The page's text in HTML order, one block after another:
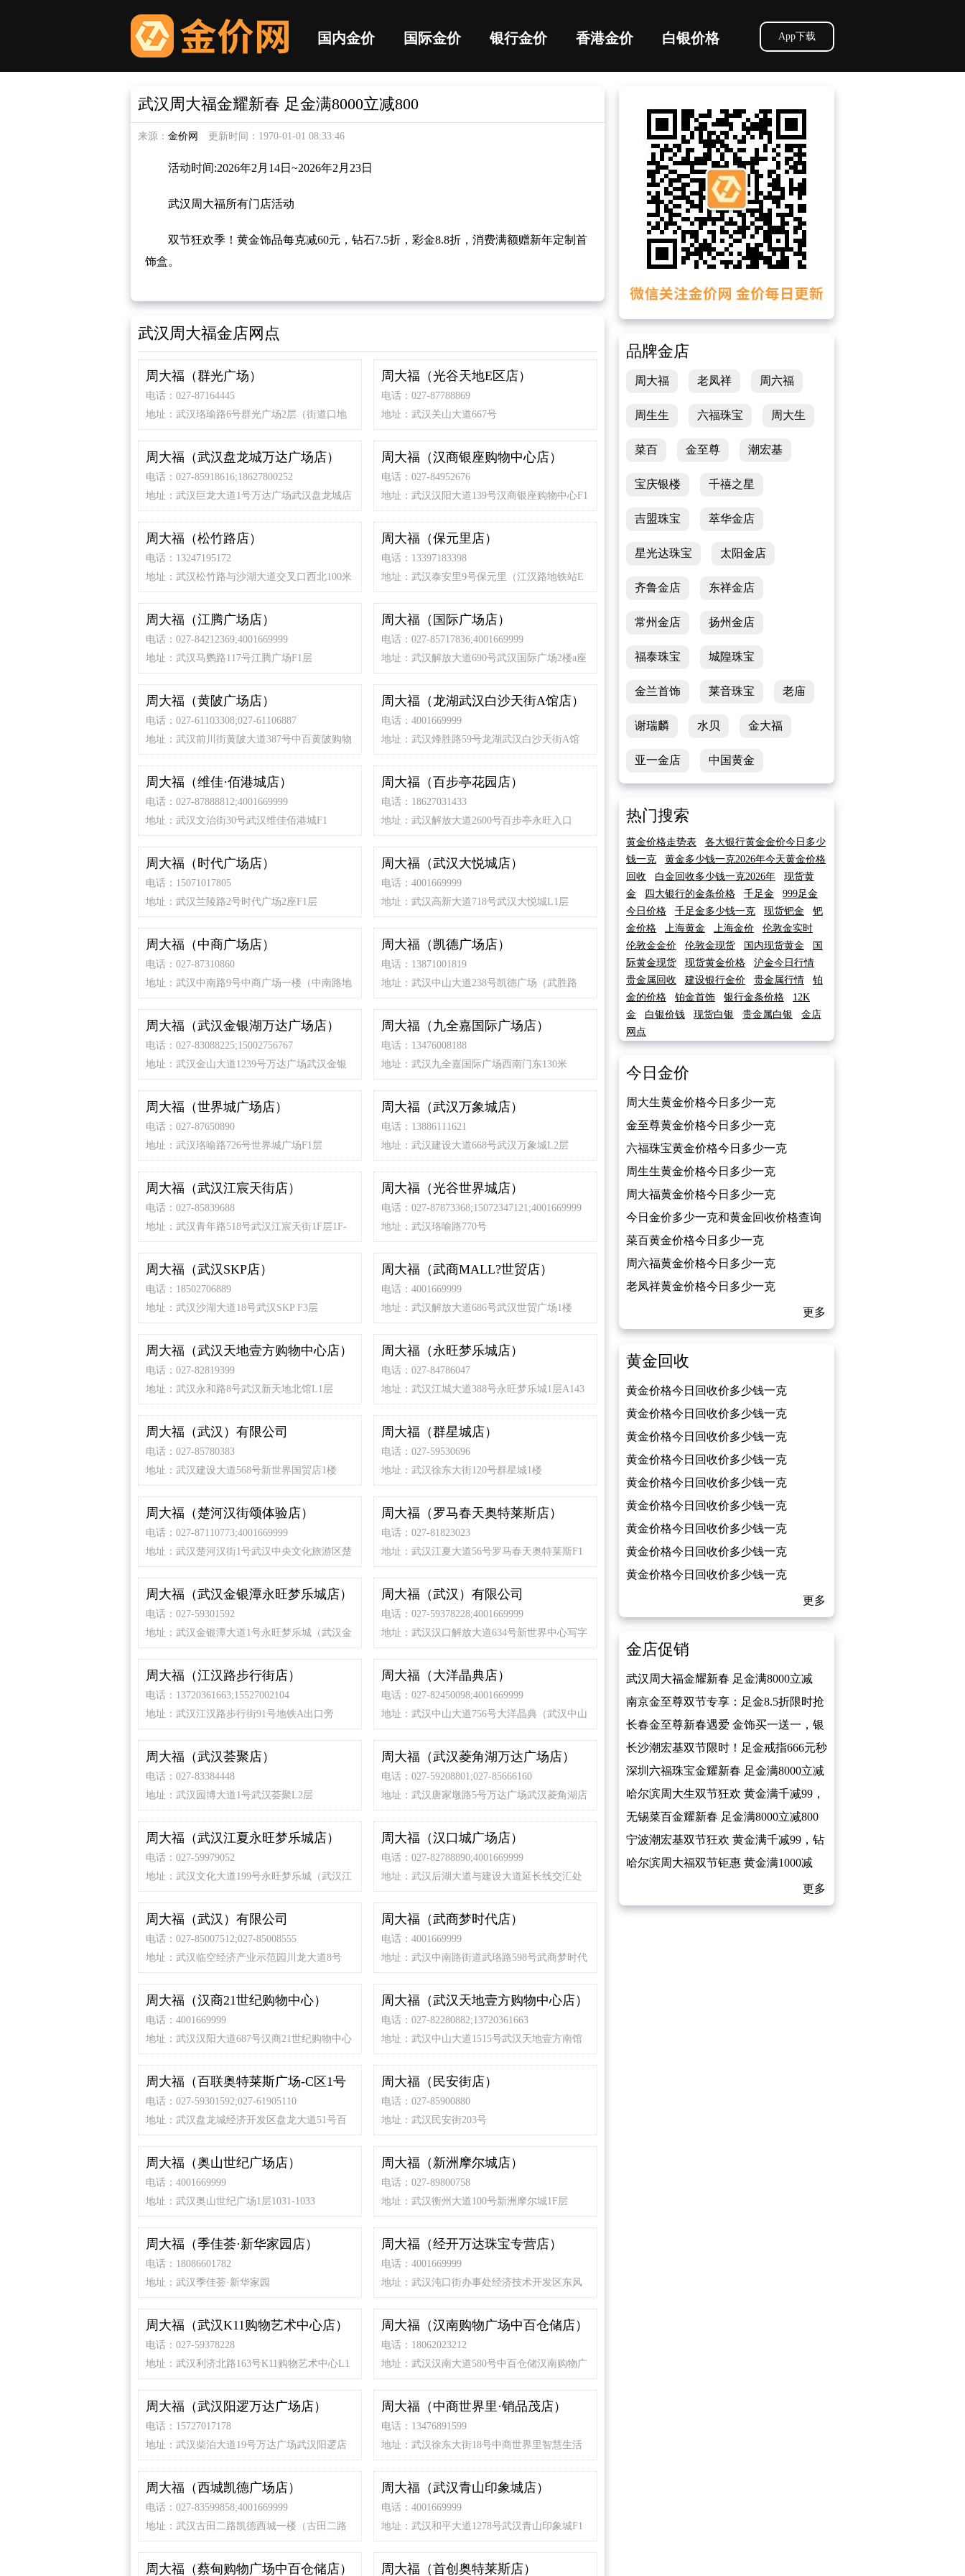
App下载
国内金价 国际金价 银行金价 香港金价 白银价格
武汉周大福金耀新春 足金满8000立减800
来源： 金价网 更新时间：1970-01-01 08:33:46
活动时间:2026年2月14日~2026年2月23日
武汉周大福所有门店活动
双节狂欢季！ 黄金饰品每克减60元，钻石7.5折，彩金8.8折，消费满额赠新年定制首
饰盒。
武汉周大福金店网点
周大福（群光广场）
电话：027-87164445
地址：武汉珞瑜路6号群光广场2层（街道口地
铁站B口步行180米）
周大福（光谷天地E区店）
电话：027-87788869
地址：武汉关山大道667号
周大福（武汉盘龙城万达广场店）
电话：027-85918616;18627800252
地址：武汉巨龙大道1号万达广场武汉盘龙城店
F1层
周大福（汉商银座购物中心店）
电话：027-84952676
地址：武汉汉阳大道139号汉商银座购物中心F1
层
周大福（松竹路店）
电话：13247195172
地址：武汉松竹路与沙湖大道交叉口西北100米
周大福（保元里店）
电话：13397183398
地址：武汉泰安里9号保元里（江汉路地铁站E
口步行390米）
周大福（江腾广场店）
电话：027-84212369;4001669999
地址：武汉马鹦路117号江腾广场F1层
周大福（国际广场店）
电话：027-85717836;4001669999
地址：武汉解放大道690号武汉国际广场2楼a座
周大福（黄陂广场店）
电话：027-61103308;027-61106887
地址：武汉前川街黄陂大道387号中百黄陂购物
中心1层
周大福（龙湖武汉白沙天街A馆店）
电话：4001669999
地址：武汉烽胜路59号龙湖武汉白沙天街A馆
1F层
周大福（维佳·佰港城店）
电话：027-87888812;4001669999
地址：武汉文治街30号武汉维佳佰港城F1
周大福（百步亭花园店）
电话：18627031433
地址：武汉解放大道2600号百步亭永旺入口
周大福（时代广场店）
电话：15071017805
地址：武汉兰陵路2号时代广场2座F1层
周大福（武汉大悦城店）
电话：4001669999
地址：武汉高新大道718号武汉大悦城L1层
周大福（中商广场店）
电话：027-87310860
地址：武汉中南路9号中商广场一楼（中南路地
铁站C2口旁）
周大福（凯德广场店）
电话：13871001819
地址：武汉中山大道238号凯德广场（武胜路
店）L1层
周大福（武汉金银湖万达广场店）
电话：027-83088225;15002756767
地址：武汉金山大道1239号万达广场武汉金银
湖店F1层
周大福（九全嘉国际广场店）
电话：13476008188
地址：武汉九全嘉国际广场西南门东130米
周大福（世界城广场店）
电话：027-87650890
地址：武汉珞喻路726号世界城广场F1层
周大福（武汉万象城店）
电话：13886111621
地址：武汉建设大道668号武汉万象城L2层
周大福（武汉江宸天街店）
电话：027-85839688
地址：武汉青年路518号武汉江宸天街1F层1F-
30
周大福（光谷世界城店）
电话：027-87873368;15072347121;4001669999
地址：武汉珞喻路770号
周大福（武汉SKP店）
电话：18502706889
地址：武汉沙湖大道18号武汉SKP F3层
周大福（武商MALL?世贸店）
电话：4001669999
地址：武汉解放大道686号武汉世贸广场1楼
周大福（武汉天地壹方购物中心店）
电话：027-82819399
地址：武汉永和路8号武汉新天地北馆L1层
周大福（永旺梦乐城店）
电话：027-84786047
地址：武汉江城大道388号永旺梦乐城1层A143
周大福（武汉）有限公司
电话：027-85780383
地址：武汉建设大道568号新世界国贸店1楼
周大福（群星城店）
电话：027-59530696
地址：武汉徐东大街120号群星城1楼
周大福（楚河汉街颂体验店）
电话：027-87110773;4001669999
地址：武汉楚河汉街1号武汉中央文化旅游区楚
河汉街F1
周大福（罗马春天奥特莱斯店）
电话：027-81823023
地址：武汉江夏大道56号罗马春天奥特莱斯F1
层
周大福（武汉金银潭永旺梦乐城店）
电话：027-59301592
地址：武汉金银潭大道1号永旺梦乐城（武汉金
银潭店）1F层123
周大福（武汉）有限公司
电话：027-59378228;4001669999
地址：武汉汉口解放大道634号新世界中心写字
楼B座18层
周大福（江汉路步行街店）
电话：13720361663;15527002104
地址：武汉江汉路步行街91号地铁A出口旁
周大福（大洋晶典店）
电话：027-82450098;4001669999
地址：武汉中山大道756号大洋晶典（武汉中山
店）1F层
周大福（武汉荟聚店）
电话：027-83384448
地址：武汉园博大道1号武汉荟聚L2层
周大福（武汉菱角湖万达广场店）
电话：027-59208801;027-85666160
地址：武汉唐家墩路5号万达广场武汉菱角湖店
F1层
周大福（武汉江夏永旺梦乐城店）
电话：027-59979052
地址：武汉文化大道199号永旺梦乐城（武汉江
夏店）1F层
周大福（汉口城广场店）
电话：027-82788890;4001669999
地址：武汉后湖大道与建设大道延长线交汇处
汉口城广场F1
周大福（武汉）有限公司
电话：027-85007512;027-85008555
地址：武汉临空经济产业示范园川龙大道8号
周大福（武商梦时代店）
电话：4001669999
地址：武汉中南路街道武珞路598号武商梦时代
周大福（汉商21世纪购物中心）
电话：4001669999
地址：武汉汉阳大道687号汉商21世纪购物中心
2F层
周大福（武汉天地壹方购物中心店）
电话：027-82280882;13720361663
地址：武汉中山大道1515号武汉天地壹方南馆
西座L2层
周大福（百联奥特莱斯广场-C区1号
店）
电话：027-59301592;027-61905110
地址：武汉盘龙城经济开发区盘龙大道51号百
联奥特莱斯广场F1
周大福（民安街店）
电话：027-85900880
地址：武汉民安街203号
周大福（奥山世纪广场店）
电话：4001669999
地址：武汉奥山世纪广场1层1031-1033
周大福（新洲摩尔城店）
电话：027-89800758
地址：武汉衡州大道100号新洲摩尔城1F层
周大福（季佳荟·新华家园店）
电话：18086601782
地址：武汉季佳荟·新华家园
周大福（经开万达珠宝专营店）
电话：4001669999
地址：武汉沌口街办事处经济技术开发区东风
大道111号万达百货一楼
周大福（武汉K11购物艺术中心店）
电话：027-59378228
地址：武汉利济北路163号K11购物艺术中心L1
层H120商铺周大福
周大福（汉南购物广场中百仓储店）
电话：18062023212
地址：武汉汉南大道580号中百仓储汉南购物广
场F1层
周大福（武汉阳逻万达广场店）
电话：15727017178
地址：武汉柴泊大道19号万达广场武汉阳逻店
F1层
周大福（中商世界里·销品茂店）
电话：13476891599
地址：武汉徐东大街18号中商世界里智慧生活
MALL
周大福（西城凯德广场店）
电话：027-83599858;4001669999
地址：武汉古田二路凯德西城一楼（古田二路
地铁站A口步行340米）
周大福（武汉青山印象城店）
电话：4001669999
地址：武汉和平大道1278号武汉青山印象城F1
层
周大福（蔡甸购物广场中百仓储店） 周大福（首创奥特莱斯店）
品牌金店
周大福 老凤祥 周六福
周生生 六福珠宝 周大生
菜百 金至尊 潮宏基
宝庆银楼 千禧之星
吉盟珠宝 萃华金店
星光达珠宝 太阳金店
齐鲁金店 东祥金店
常州金店 扬州金店
福泰珠宝 城隍珠宝
金兰首饰 莱音珠宝 老庙
谢瑞麟 水贝 金大福
亚一金店 中国黄金
热门搜索
黄金价格走势表
各大银行黄金金价今日多少
钱一克
黄金多少钱一克2026年今天黄金价格
回收
白金回收多少钱一克2026年
现货黄
金
四大银行的金条价格 千足金
999足金
今日价格
千足金多少钱一克 现货钯金
钯
金价格
上海黄金 上海金价
伦敦金实时
伦敦金金价
伦敦金现货 国内现货黄金
国
际黄金现货
现货黄金价格
沪金今日行情
贵金属回收
建设银行金价 贵金属行情
铂
金的价格
铂金首饰 银行金条价格
12K
金
白银价钱 现货白银 贵金属白银
金店
网点
今日金价
周大生黄金价格今日多少一克
（2026/02/13）
金至尊黄金价格今日多少一克
（2026/02/13）
六福珠宝黄金价格今日多少一克
（2026/02/13）
周生生黄金价格今日多少一克
（2026/02/13）
周大福黄金价格今日多少一克
（2026/02/13）
今日金价多少一克和黄金回收价格查询
（2026/02/13）
菜百黄金价格今日多少一克
（2026/02/13）
周六福黄金价格今日多少一克
（2026/02/13）
老凤祥黄金价格今日多少一克
更多
黄金回收
黄金价格今日回收价多少钱一克
（2026/02/13）
黄金价格今日回收价多少钱一克
（2026/02/12）
黄金价格今日回收价多少钱一克
（2026/02/11）
黄金价格今日回收价多少钱一克
（2026/02/10）
黄金价格今日回收价多少钱一克
（2026/02/09）
黄金价格今日回收价多少钱一克
（2026/02/08）
黄金价格今日回收价多少钱一克
（2026/02/07）
黄金价格今日回收价多少钱一克
（2026/02/06）
黄金价格今日回收价多少钱一克
更多
金店促销
武汉周大福金耀新春 足金满8000立减
800
南京金至尊双节专享：足金8.5折限时抢
长春金至尊新春遇爱 金饰买一送一，银
饰免费送
长沙潮宏基双节限时！足金戒指666元秒
杀
深圳六福珠宝金耀新春 足金满8000立减
800
哈尔滨周大生双节狂欢 黄金满千减99，
钻石5折起
无锡菜百金耀新春 足金满8000立减800
宁波潮宏基双节狂欢 黄金满千减99，钻
石5折起
哈尔滨周大福双节钜惠 黄金满1000减
更多